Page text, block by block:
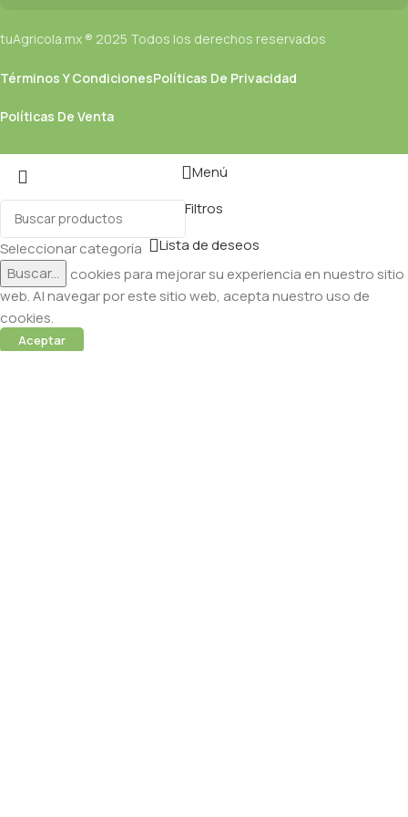
Read more
tuAgricola.mx ® 2025 Todos los derechos reservados
Términos Y CondicionesPolíticas De Privacidad
Políticas De Venta
Seleccionar categoría
Buscar...
Menú
Filtros
Lista de deseos
Utilizamos cookies para mejorar su experiencia en nuestro sitio
web. Al navegar por este sitio web, acepta nuestro uso de
cookies.
Aceptar